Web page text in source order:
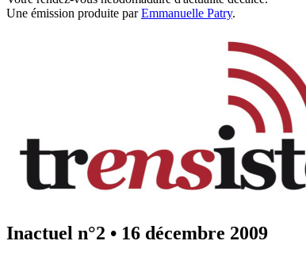
Une émission produite parEmmanuelle Patry.
Inactuel n°2 • 16 décembre 2009